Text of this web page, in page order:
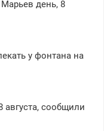
день, 8
у фонтана на
августа, сообщили